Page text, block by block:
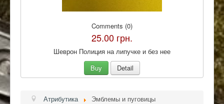
Comments (0)
25.00 грн.
Шеврон Полиция на липучке и без нее
Buy
Detail
Атрибутика Эмблемы и пуговицы